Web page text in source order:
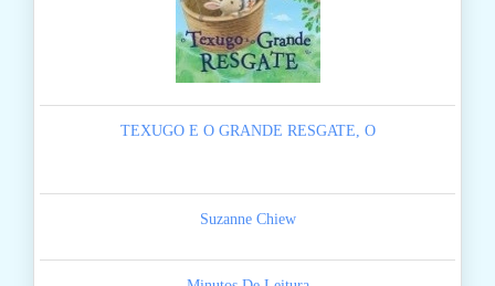
TEXUGO E O GRANDE RESGATE, O
Suzanne Chiew